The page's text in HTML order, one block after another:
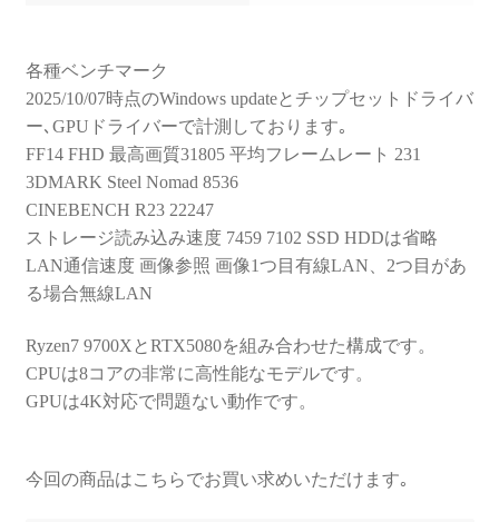
各種ベンチマーク
2025/10/07時点のWindows updateとチップセットドライバ
ー､GPUドライバーで計測しております｡
FF14 FHD 最高画質31805 平均フレームレート 231
3DMARK Steel Nomad 8536
CINEBENCH R23 22247
ストレージ読み込み速度 7459 7102 SSD HDDは省略
LAN通信速度 画像参照 画像1つ目有線LAN、2つ目があ
る場合無線LAN
Ryzen7 9700XとRTX5080を組み合わせた構成です。
CPUは8コアの非常に高性能なモデルです。
GPUは4K対応で問題ない動作です。
今回の商品はこちらでお買い求めいただけます｡